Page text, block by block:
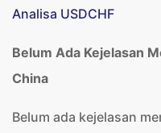
Analisa USDCHF
Belum Ada Kejelasan
China
Belum ada kejelasan